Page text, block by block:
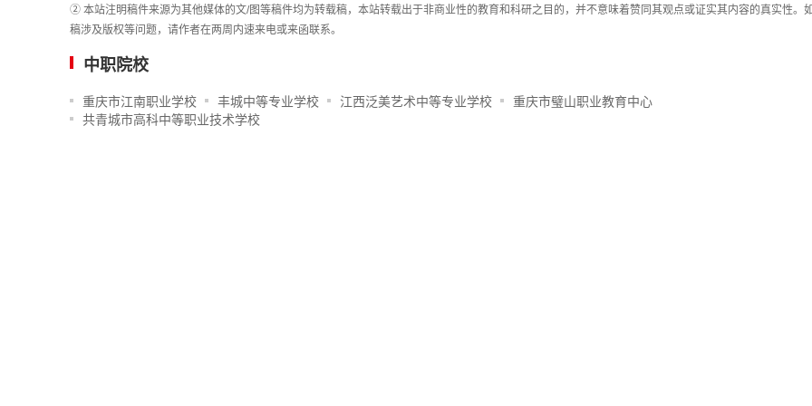
② 本站注明稿件来源为其他媒体的文/图等稿件均为转载稿，本站转载出于非商业性的教育和科研之目的，并不意味着赞同其观点或证实其内容的真实性。
稿涉及版权等问题，请作者在两周内速来电或来函联系。
中职院校
重庆市江南职业学校 丰城中等专业学校 江西泛美艺术中等专业学校
重庆市璧山职业教育中心
共青城市高科中等职业技术学校